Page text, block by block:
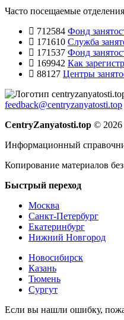
Часто посещаемые отделения
712584 Фонд
171610 Служба
171537 Фонд
169942 Как
88127 Центры
feedback@centryzanyatosti.top
CentryZanyatosti.top © 2026
Информационный
Копирование материалов
Быстрый переход
Москва
Санкт-Петербург
Екатеринбург
Нижний Новгород
Новосибирск
Казань
Тюмень
Сургут
Если вы нашли ошибку,